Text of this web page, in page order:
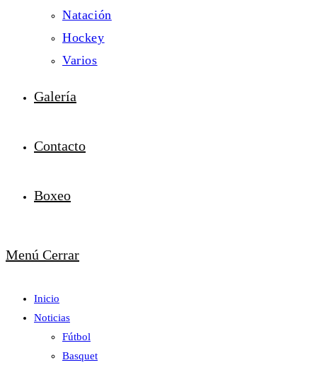
Natación
Hockey
Varios
Galería
Contacto
Boxeo
Menú Cerrar
Inicio
Noticias
Fútbol
Basquet